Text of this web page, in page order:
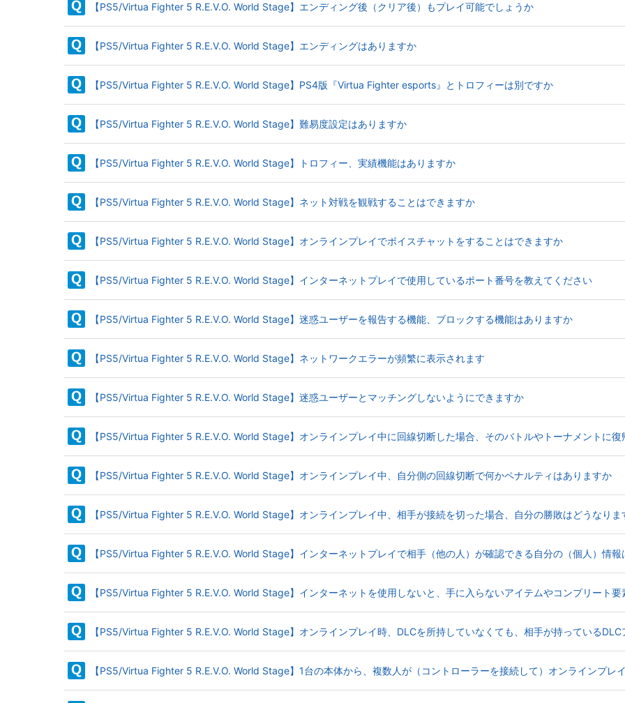
【PS5/Virtua Fighter 5 R.E.V.O. World Stage】エンディング後（クリア後）もプレイ可能でしょうか
【PS5/Virtua Fighter 5 R.E.V.O. World Stage】エンディングはありますか
【PS5/Virtua Fighter 5 R.E.V.O. World Stage】PS4版『Virtua Fighter esports』とトロフィーは別ですか
【PS5/Virtua Fighter 5 R.E.V.O. World Stage】難易度設定はありますか
【PS5/Virtua Fighter 5 R.E.V.O. World Stage】トロフィー、実績機能はありますか
【PS5/Virtua Fighter 5 R.E.V.O. World Stage】ネット対戦を観戦することはできますか
【PS5/Virtua Fighter 5 R.E.V.O. World Stage】オンラインプレイでボイスチャットをすることはできますか
【PS5/Virtua Fighter 5 R.E.V.O. World Stage】インターネットプレイで使用しているポート番号を教えてください
【PS5/Virtua Fighter 5 R.E.V.O. World Stage】迷惑ユーザーを報告する機能、ブロックする機能はありますか
【PS5/Virtua Fighter 5 R.E.V.O. World Stage】ネットワークエラーが頻繁に表示されます
【PS5/Virtua Fighter 5 R.E.V.O. World Stage】迷惑ユーザーとマッチングしないようにできますか
【PS5/Virtua Fighter 5 R.E.V.O. World Stage】オンラインプレイ中に回線切断した場合、そのバトルやトーナメントに
【PS5/Virtua Fighter 5 R.E.V.O. World Stage】オンラインプレイ中、自分側の回線切断で何かペナルティはありますか
【PS5/Virtua Fighter 5 R.E.V.O. World Stage】オンラインプレイ中、相手が接続を切った場合、自分の勝敗はどうなりま
【PS5/Virtua Fighter 5 R.E.V.O. World Stage】インターネットプレイで相手（他の人）が確認できる自分の（個人）情報
【PS5/Virtua Fighter 5 R.E.V.O. World Stage】インターネットを使用しないと、手に入らないアイテムやコンプリート
【PS5/Virtua Fighter 5 R.E.V.O. World Stage】オンラインプレイ時、DLCを所持していなくても、相手が持っている
【PS5/Virtua Fighter 5 R.E.V.O. World Stage】1台の本体から、複数人が（コントローラーを接続して）オンラインプレ